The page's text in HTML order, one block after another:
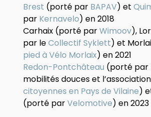
Brest (porté par BAPAV) et
par Kernavelo) en 2018
Carhaix (porté parWimoov),
par leCollectif Syklett) et
pied à Vélo Morlaix) en 2021
Redon-Pontchâteau (porté par
mobilités douces et l’association
citoyennes en Pays de Vilaine)
(porté parVelomotive) en 2023